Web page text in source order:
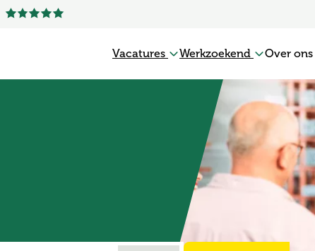
Vacatures Werkzoekend Over ons